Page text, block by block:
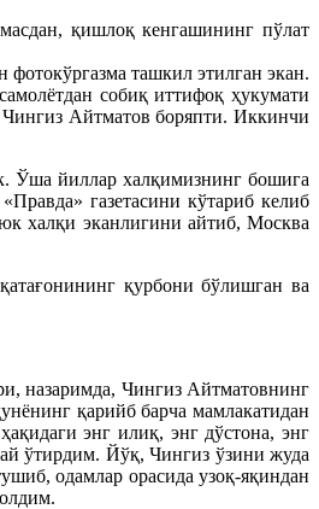
қишлоқ кенгашининг пўлат
ташкил этилган экан.
собиқ иттифоқ ҳукумати
Айтматов боряпти. Иккинчи
Ўша йиллар халқимизнинг бошига
газетасини кўтариб келиб
халқи эканлигини айтиб, Москва
қурбони бўлишган ва
назаримда, Чингиз Айтматовнинг
қарийб барча мамлакатидан
энг илиқ, энг дўстона, энг
ўтирдим. Йўқ, Чингиз ўзини жуда
одамлар орасида узоқ-яқиндан